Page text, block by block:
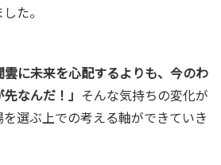
た。
雲に未来を心配するよりも、今のわ
なんだ！」 そんな気持ちの変化が
選ぶ上での考える軸ができていき